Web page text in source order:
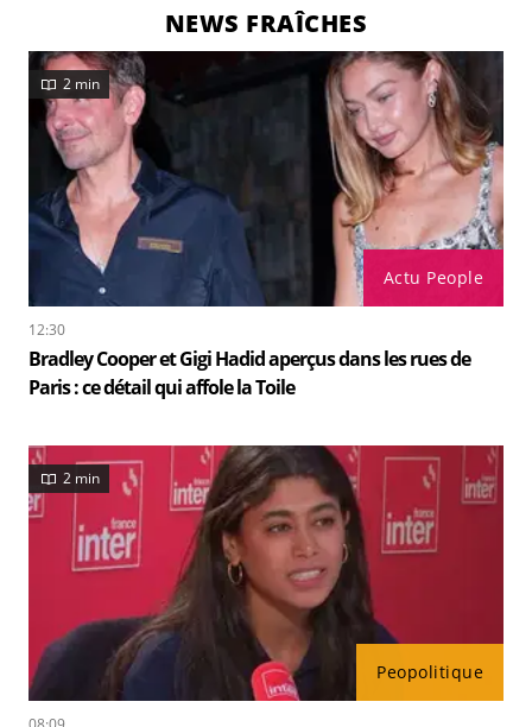
NEWS FRAÎCHES
Actu People
2 min
12:30
Bradley Cooper et Gigi Hadid aperçus dans les rues de
Paris : ce détail qui affole la Toile
Peopolitique
2 min